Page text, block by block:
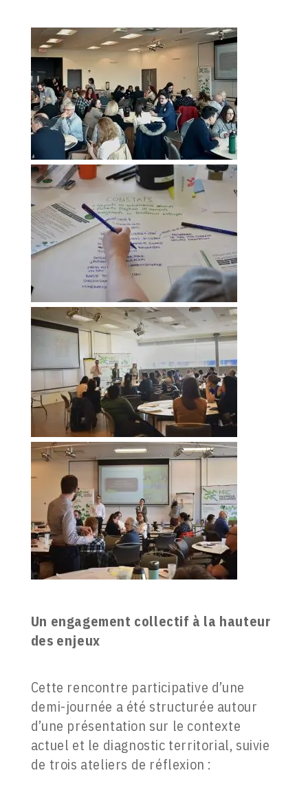
Un engagement collectif à la hauteur
des enjeux
Cette rencontre participative d’une
demi-journée a été structurée autour
d’une présentation sur le contexte
actuel et le diagnostic territorial, suivie
de trois ateliers de réflexion :